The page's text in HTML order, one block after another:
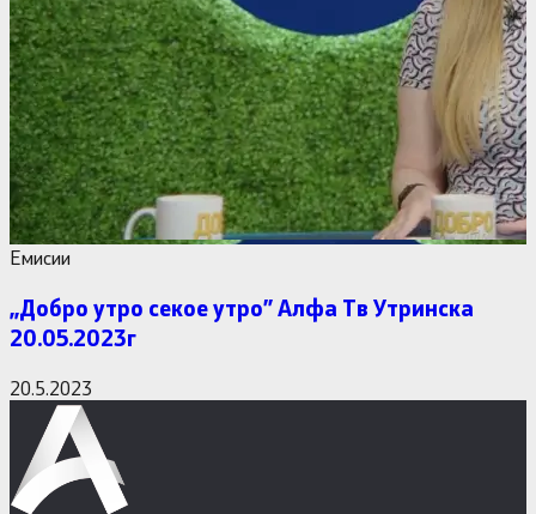
Емисии
,,Добро утро секое утро” Алфa Тв Утринска
20.05.2023г
20.5.2023